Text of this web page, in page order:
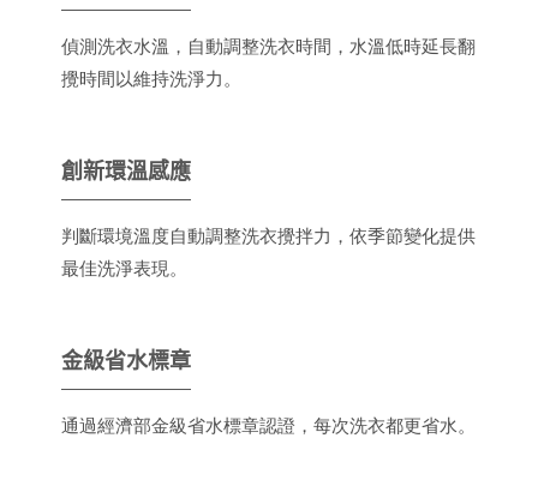
偵測洗衣水溫，自動調整洗衣時間，水溫低時延長翻
攪時間以維持洗淨力。
創新環溫感應
判斷環境溫度自動調整洗衣攪拌力，依季節變化提供
最佳洗淨表現。
金級省水標章
通過經濟部金級省水標章認證，每次洗衣都更省水。